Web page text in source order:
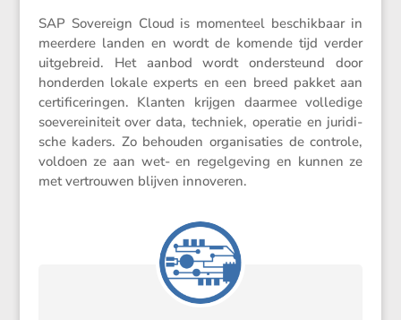
SAP Sovereign Cloud is momen­teel beschik­baar in
meerdere landen en wordt de komende tijd verder
uitge­breid. Het aanbod wordt onder­steund door
honderden lokale experts en een breed pakket aan
certi­fi­ce­ringen. Klanten krijgen daarmee volle­dige
soeve­rei­ni­teit over data, techniek, operatie en juridi­
sche kaders. Zo behouden organi­sa­ties de controle,
voldoen ze aan wet- en regel­ge­ving en kunnen ze
met vertrouwen blijven innoveren.